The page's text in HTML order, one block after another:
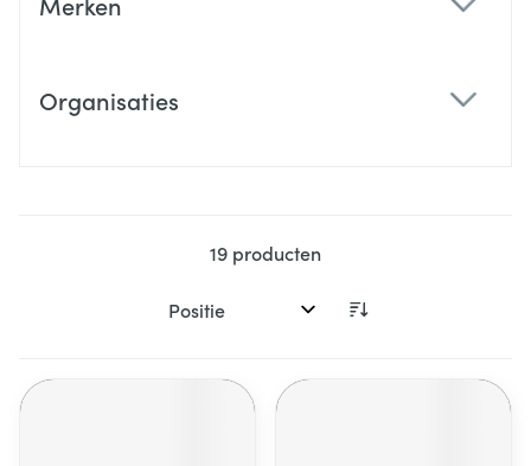
Organisaties
19 producten
Sorteer op: